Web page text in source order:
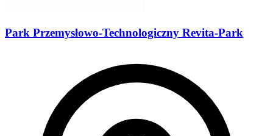
Park Przemysłowo-Technologiczny Revita-Park